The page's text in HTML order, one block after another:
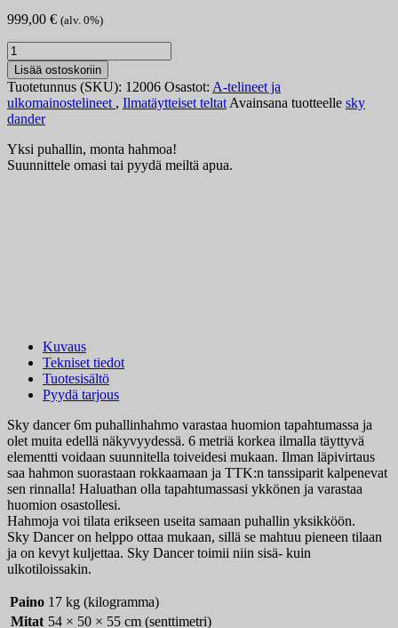
999,00 € (alv. 0%)
Sky
dancer
6m
määrä
Lisää ostoskoriin
Tuotetunnus (SKU): 12006 Osastot: A-telineet ja
ulkomainostelineet , Ilmatäytteiset teltat Avainsana tuotteelle sky
dander
Yksi puhallin, monta hahmoa!
Suunnittele omasi tai pyydä meiltä apua.
Kuvaus
Tekniset tiedot
Tuotesisältö
Pyydä tarjous
Sky dancer 6m puhallinhahmo varastaa huomion tapahtumassa ja
olet muita edellä näkyvyydessä. 6 metriä korkea ilmalla täyttyvä
elementti voidaan suunnitella toiveidesi mukaan. Ilman läpivirtaus
saa hahmon suorastaan rokkaamaan ja TTK:n tanssiparit kalpenevat
sen rinnalla! Haluathan olla tapahtumassasi ykkönen ja varastaa
huomion osastollesi.
Hahmoja voi tilata erikseen useita samaan puhallin yksikköön.
Sky Dancer on helppo ottaa mukaan, sillä se mahtuu pieneen tilaan
ja on kevyt kuljettaa. Sky Dancer toimii niin sisä- kuin
ulkotiloissakin.
Paino 17 kg (kilogramma)
Mitat 54 × 50 × 55 cm (senttimetri)